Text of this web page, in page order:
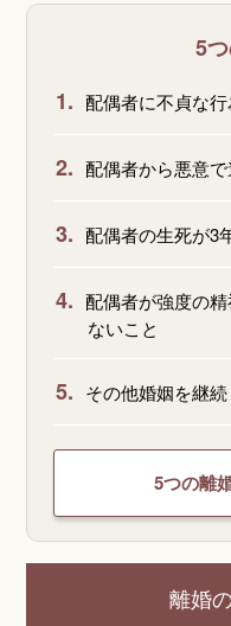
5
1. 配偶者に不貞な
2. 配偶者から悪意
3. 配偶者の生死が3
4. 配偶者が強度の
ないこと
5. その他婚姻を継
5つの離
離婚